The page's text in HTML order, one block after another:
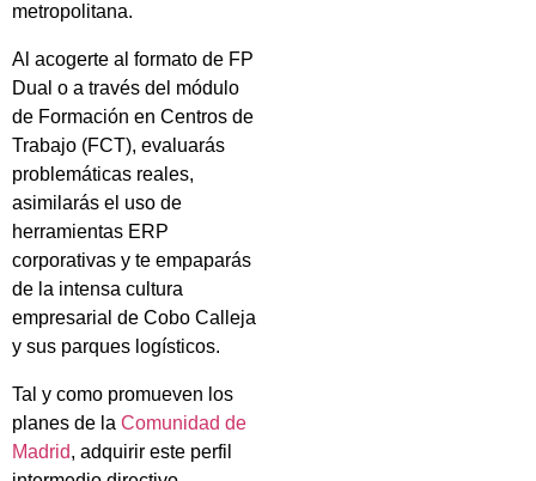
metropolitana.
Al acogerte al formato de FP
Dual o a través del módulo
de Formación en Centros de
Trabajo (FCT), evaluarás
problemáticas reales,
asimilarás el uso de
herramientas ERP
corporativas y te empaparás
de la intensa cultura
empresarial de Cobo Calleja
y sus parques logísticos.
Tal y como promueven los
planes de la Comunidad de
Madrid, adquirir este perfil